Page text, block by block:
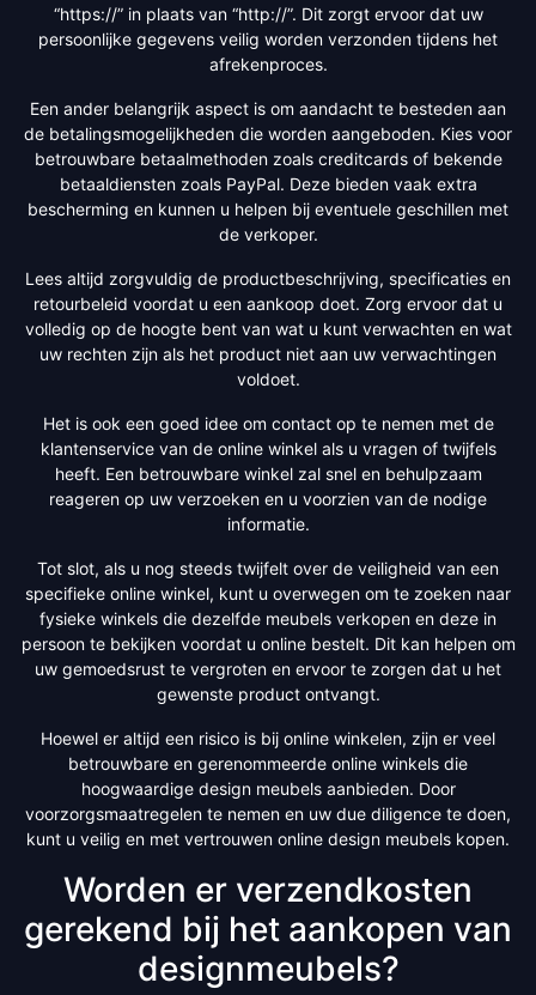
“https://” in plaats van “http://”. Dit zorgt ervoor dat uw
persoonlijke gegevens veilig worden verzonden tijdens het
afrekenproces.
Een ander belangrijk aspect is om aandacht te besteden aan
de betalingsmogelijkheden die worden aangeboden. Kies voor
betrouwbare betaalmethoden zoals creditcards of bekende
betaaldiensten zoals PayPal. Deze bieden vaak extra
bescherming en kunnen u helpen bij eventuele geschillen met
de verkoper.
Lees altijd zorgvuldig de productbeschrijving, specificaties en
retourbeleid voordat u een aankoop doet. Zorg ervoor dat u
volledig op de hoogte bent van wat u kunt verwachten en wat
uw rechten zijn als het product niet aan uw verwachtingen
voldoet.
Het is ook een goed idee om contact op te nemen met de
klantenservice van de online winkel als u vragen of twijfels
heeft. Een betrouwbare winkel zal snel en behulpzaam
reageren op uw verzoeken en u voorzien van de nodige
informatie.
Tot slot, als u nog steeds twijfelt over de veiligheid van een
specifieke online winkel, kunt u overwegen om te zoeken naar
fysieke winkels die dezelfde meubels verkopen en deze in
persoon te bekijken voordat u online bestelt. Dit kan helpen om
uw gemoedsrust te vergroten en ervoor te zorgen dat u het
gewenste product ontvangt.
Hoewel er altijd een risico is bij online winkelen, zijn er veel
betrouwbare en gerenommeerde online winkels die
hoogwaardige design meubels aanbieden. Door
voorzorgsmaatregelen te nemen en uw due diligence te doen,
kunt u veilig en met vertrouwen online design meubels kopen.
Worden er verzendkosten
gerekend bij het aankopen van
designmeubels?